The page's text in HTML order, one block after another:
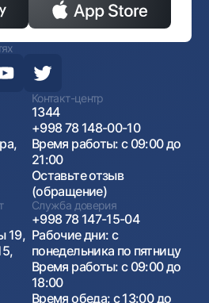
Контакт-центр
1344
+998 78 148-00-10
Время работы: с 09:00 до
21:00
Оставьте отзыв
(обращение)
19,
Служба доверия
+998 78 147-15-04
Рабочие дни: с
понедельника по пятницу
Время работы: с 09:00 до
18:00
Время обеда: с 13:00 до